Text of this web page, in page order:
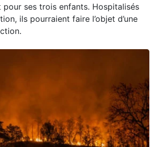
ses trois enfants. Hospitalisés
ils pourraient faire l’objet d’une